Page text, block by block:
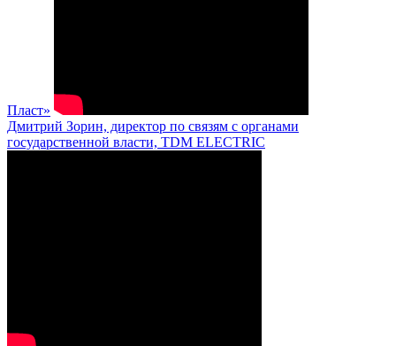
Пласт»
Дмитрий Зорин, директор по связям с органами
государственной власти, TDM ELECTRIC